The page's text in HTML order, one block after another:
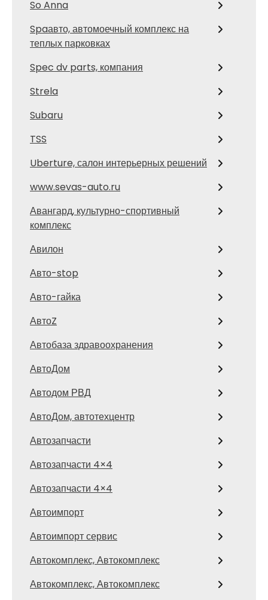
So Anna
Spaавто, автомоечный комплекс на
теплых парковках
Spec dv parts, компания
Strela
Subaru
TSS
Uberture, салон интерьерных решений
www.sevas-auto.ru
Авангард, культурно-спортивный
комплекс
Авилон
Авто-stop
Авто-гайка
АвтоZ
Автобаза здравоохранения
АвтоДом
Автодом РВД
АвтоДом, автотехцентр
Автозапчасти
Автозапчасти 4×4
Автозапчасти 4×4
Автоимпорт
Автоимпорт сервис
Автокомплекс, Автокомплекс
Автокомплекс, Автокомплекс